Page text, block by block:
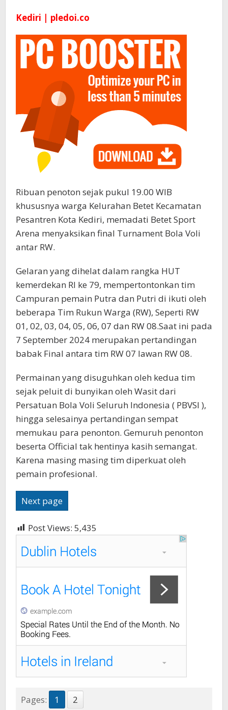
Kediri | pledoi.co
Ribuan penoton sejak pukul 19.00 WIB
khususnya warga Kelurahan Betet Kecamatan
Pesantren Kota Kediri, memadati Betet Sport
Arena menyaksikan final Turnament Bola Voli
antar RW.
Gelaran yang dihelat dalam rangka HUT
kemerdekan RI ke 79, mempertontonkan tim
Campuran pemain Putra dan Putri di ikuti oleh
beberapa Tim Rukun Warga (RW), Seperti RW
01, 02, 03, 04, 05, 06, 07 dan RW 08.Saat ini pada
7 September 2024 merupakan pertandingan
babak Final antara tim RW 07 lawan RW 08.
Permainan yang disuguhkan oleh kedua tim
sejak peluit di bunyikan oleh Wasit dari
Persatuan Bola Voli Seluruh Indonesia ( PBVSI ),
hingga selesainya pertandingan sempat
memukau para penonton. Gemuruh penonton
beserta Official tak hentinya kasih semangat.
Karena masing masing tim diperkuat oleh
pemain profesional.
Next page
Post Views: 5,435
Pages: 1 2